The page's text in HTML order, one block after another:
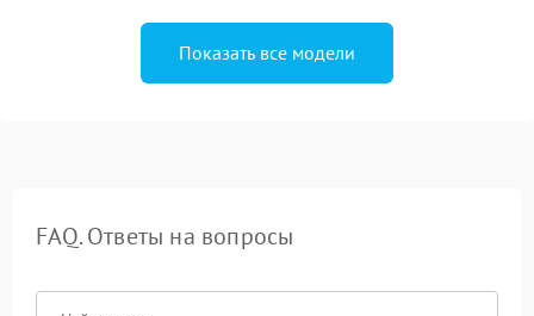
Показать все модели
FAQ. Ответы на вопросы